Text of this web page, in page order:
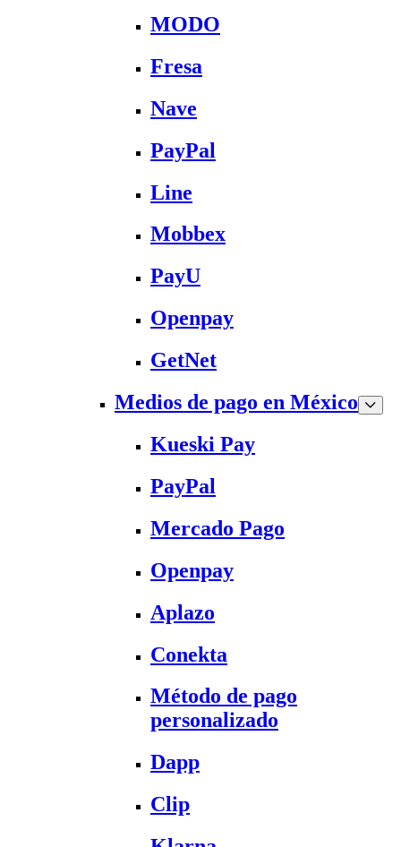
MODO
Fresa
Nave
PayPal
Line
Mobbex
PayU
Openpay
GetNet
Medios de pago en México
Kueski Pay
PayPal
Mercado Pago
Openpay
Aplazo
Conekta
Método de pago
personalizado
Dapp
Clip